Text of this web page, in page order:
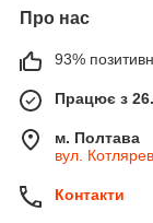
Про нас
93%
Працює з
м. Полтава
вул.
Контакти